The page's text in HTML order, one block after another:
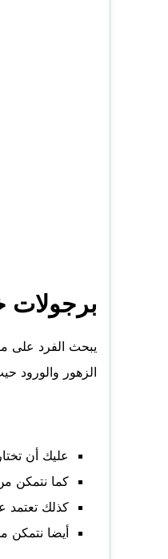
يبحث الفرد على
الزهور والورود
عليك أن
كما نتمكن
كذلك تعتمد
أيضا نتمكن